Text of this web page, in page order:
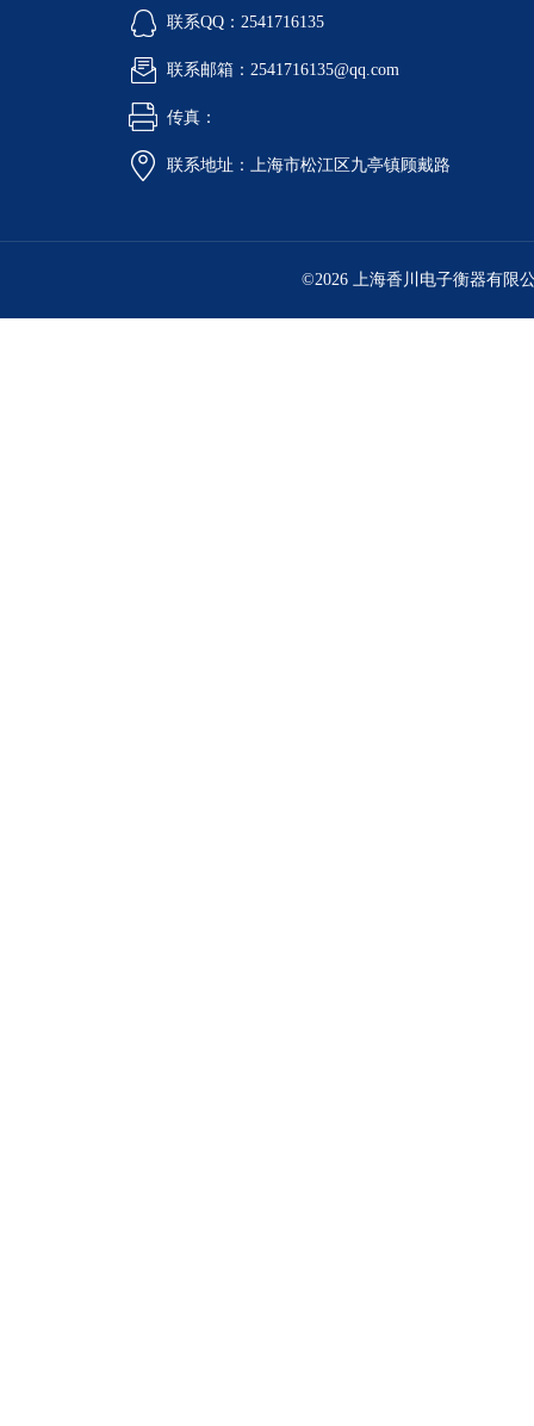
联系QQ：2541716135
联系邮箱：2541716135@qq.com
传真：
联系地址：上海市松江区九亭镇顾戴路
©2026 上海香川电子衡器有限